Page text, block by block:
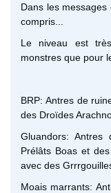
Dans les
compris...
Le niveau est
monstres que pour
BRP: Antres de
des Droïdes
Gluandors:
Prélâts Boas et
avec des
Moais marrants: